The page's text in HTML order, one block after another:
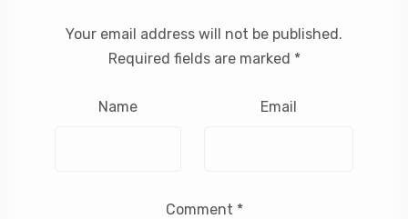
Your email address will not be published.
Required fields are marked *
Name Email
Comment *